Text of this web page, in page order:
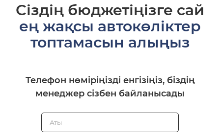
Сіздің бюджетіңізге сай
ең жақсы автокөліктер
топтамасын алыңыз
Телефон нөміріңізді енгізіңіз, біздің
менеджер сізбен байланысады